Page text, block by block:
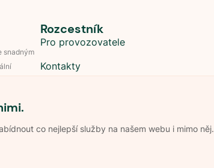
co nejlepší služby na našem webu i mimo něj.
snadným
Rozcestník
Pro provozovatele
Kontakty